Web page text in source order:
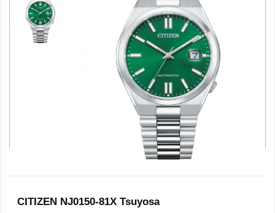
CITIZEN NJ0150-81X Tsuyosa